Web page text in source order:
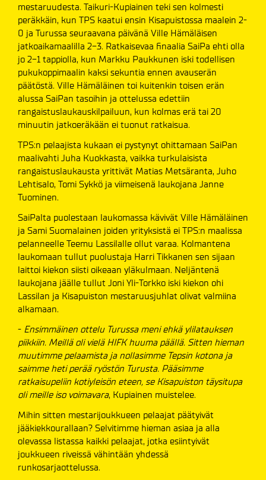
mestaruudesta. Taikuri-Kupiainen teki sen kolmesti
peräkkäin, kun TPS kaatui ensin Kisapuistossa maalein 2-
0 ja Turussa seuraavana päivänä Ville Hämäläisen
jatkoaikamaalilla 2-3. Ratkaisevaa finaalia SaiPa ehti olla
jo 2-1 tappiolla, kun Markku Paukkunen iski todellisen
pukukoppimaalin kaksi sekuntia ennen avauserän
päätöstä. Ville Hämäläinen toi kuitenkin toisen erän
alussa SaiPan tasoihin ja ottelussa edettiin
rangaistuslaukauskilpailuun, kun kolmas erä tai 20
minuutin jatkoeräkään ei tuonut ratkaisua.
TPS:n pelaajista kukaan ei pystynyt ohittamaan SaiPan
maalivahti Juha Kuokkasta, vaikka turkulaisista
rangaistuslaukausta yrittivät Matias Metsäranta, Juho
Lehtisalo, Tomi Sykkö ja viimeisenä laukojana Janne
Tuominen.
SaiPalta puolestaan laukomassa kävivät Ville Hämäläinen
ja Sami Suomalainen joiden yrityksistä ei TPS:n maalissa
pelanneelle Teemu Lassilalle ollut varaa. Kolmantena
laukomaan tullut puolustaja Harri Tikkanen sen sijaan
laittoi kiekon siisti oikeaan yläkulmaan. Neljäntenä
laukojana jäälle tullut Joni Yli-Torkko iski kiekon ohi
Lassilan ja Kisapuiston mestaruusjuhlat olivat valmiina
alkamaan.
- Ensimmäinen ottelu Turussa meni ehkä ylilatauksen
piikkiin. Meillä oli vielä HIFK huuma päällä. Sitten hieman
muutimme pelaamista ja nollasimme Tepsin kotona ja
saimme heti perää ryöstön Turusta. Pääsimme
ratkaisupeliin kotiyleisön eteen, se Kisapuiston täysitupa
oli meille iso voimavara, Kupiainen muistelee.
Mihin sitten mestarijoukkueen pelaajat päätyivät
jääkiekkourallaan? Selvitimme hieman asiaa ja alla
olevassa listassa kaikki pelaajat, jotka esiintyivät
joukkueen riveissä vähintään yhdessä
runkosarjaottelussa.